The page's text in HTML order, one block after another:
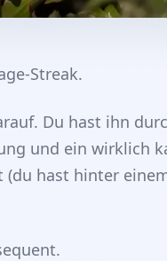
Streak.
Du hast ihn
und ein wirklich
(du hast hinter